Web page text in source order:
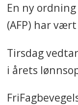
En ny
(AFP) har
Tirsdag
i årets